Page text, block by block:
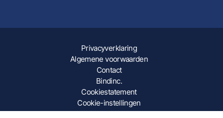
Privacyverklaring
Algemene voorwaarden
Contact
Bindinc.
Cookiestatement
Cookie-instellingen